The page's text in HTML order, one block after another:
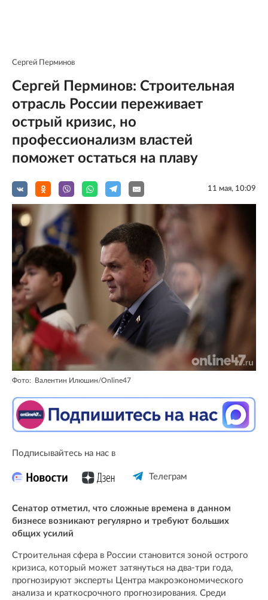
Сергей Перминов
Сергей Перминов: Строительная
отрасль России переживает
острый кризис, но
профессионализм властей
поможет остаться на плаву
11 мая, 10:09
Фото: Валентин Илюшин/Online47
Подписывайтесь на нас в
Телеграм
Сенатор отметил, что сложные времена в данном
бизнесе возникают регулярно и требуют больших
общих усилий
Строительная сфера в России становится зоной острого
кризиса, который может затянуться на два-три года,
прогнозируют эксперты Центра макроэкономического
анализа и краткосрочного прогнозирования. Среди